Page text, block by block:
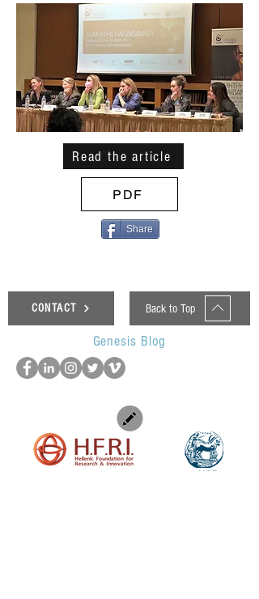
Read the article
PDF
Share
CONTACT Back to Top
Genesis Blog
UOP